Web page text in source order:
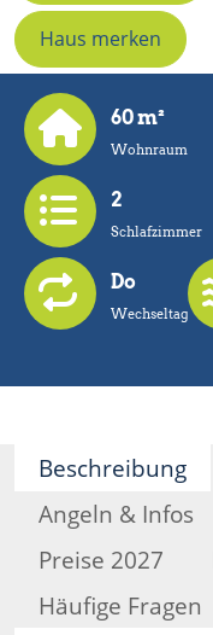
Haus merken
60 m²
Wohnraum
2
Schlafzimmer
Do
Wechseltag
Beschreibung
Angeln & Infos
Preise 2027
Häufige Fragen